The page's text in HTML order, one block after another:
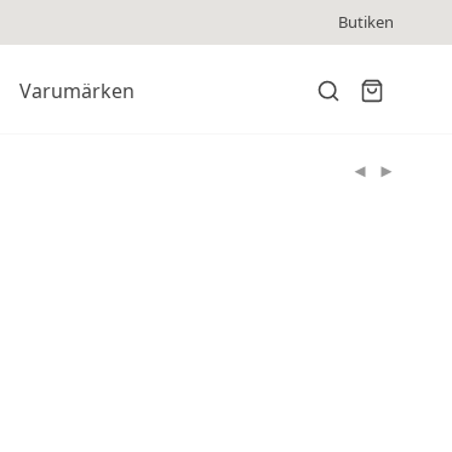
Butiken
Varumärken